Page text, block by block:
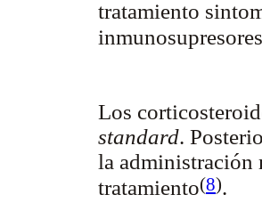
tratamiento
Los
standard.
la administración
tratamiento(8).